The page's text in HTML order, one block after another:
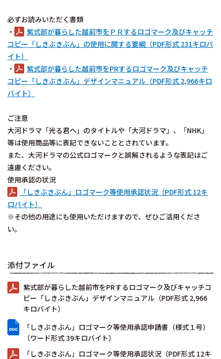
必ずお読みいただく書類
・
紫式部が暮らした越前市をＰＲするロゴマーク及びキャッチ
コピー「しきぶきぶん」の使用に関する要綱（PDF形式 231キロバ
イト）
・
紫式部が暮らした越前市をPRするロゴマーク及びキャッチ
コピー「しきぶきぶん」デザインマニュアル（PDF形式 2,966キロ
バイト）
ご注意
大河ドラマ「光る君へ」のタイトルや「大河ドラマ」、「NHK」
等は使用商品等に表記できないこととされています。
また、大河ドラマの公式ロゴマークと誤解されるような表記はご
遠慮ください。
使用承認の状況
「しきぶきぶん」ロゴマーク等使用承認状況（PDF形式 12キ
ロバイト）
※その他の用途にも使用いただけますので、ぜひご活用くださ
い。
添付ファイル
紫式部が暮らした越前市をPRするロゴマーク及びキャッチコ
ピー「しきぶきぶん」デザインマニュアル（PDF形式 2,966
キロバイト）
「しきぶきぶん」ロゴマーク等使用承認申請書（様式１号）
（ワード形式 39キロバイト）
「しきぶきぶん」ロゴマーク等使用承認状況（PDF形式 12キ